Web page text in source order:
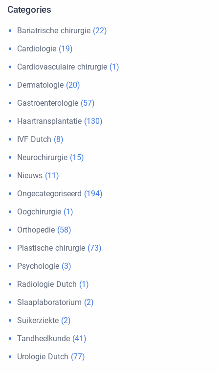
Categories
Bariatrische chirurgie (22)
Cardiologie (19)
Cardiovasculaire chirurgie (1)
Dermatologie (20)
Gastroenterologie (57)
Haartransplantatie (130)
IVF Dutch (8)
Neurochirurgie (15)
Nieuws (11)
Ongecategoriseerd (194)
Oogchirurgie (1)
Orthopedie (58)
Plastische chirurgie (73)
Psychologie (3)
Radiologie Dutch (1)
Slaaplaboratorium (2)
Suikerziekte (2)
Tandheelkunde (41)
Urologie Dutch (77)